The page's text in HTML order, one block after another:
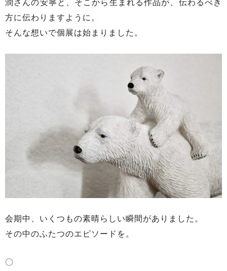
潤さんの安寧と、そこから生まれる作品が、伝わるべき
方に伝わりますように。
そんな想いで個展は始まりました。
会期中、いくつもの素晴らしい瞬間がありました。
その中のふたつのエピソードを。
〇